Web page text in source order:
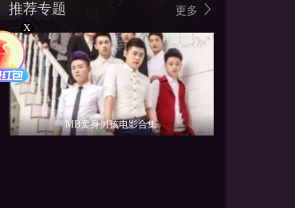
更多
推荐专题
MB卖身男孩电影合集
X